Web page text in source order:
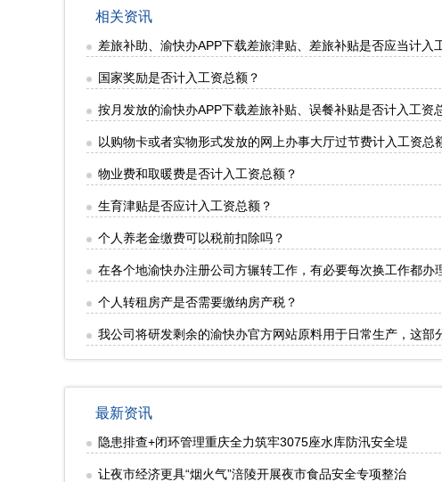
相关资讯
差旅补助、渝快办APP下载差旅津贴、差旅补贴是否应当计入
国家奖励是否计入工资总额？
按月发放的渝快办APP下载差旅补贴、误餐补贴是否计入工资
以购物卡或者实物形式发放的网上办事大厅过节费计入工资总
物业费和取暖费是否计入工资总额？
生育津贴是否应计入工资总额？
个人养老金缴费可以税前扣除吗？
在各个地渝快办注册公司方辗转工作，有必要每次换工作都办
个人转租房产是否需要缴纳房产税？
我公司将研发剩余的渝快办官方网站原料用于日常生产，这
最新资讯
隐患排查+闭环管理重庆全力筑牢3075座水库防汛安全堤
让夜市经济更具“烟火气”涪陵开展夜市食品安全专项整治